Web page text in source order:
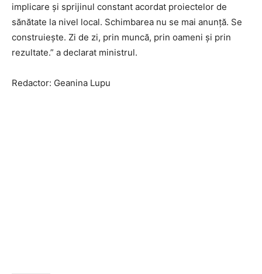
implicare și sprijinul constant acordat proiectelor de
sănătate la nivel local. Schimbarea nu se mai anunță. Se
construiește. Zi de zi, prin muncă, prin oameni și prin
rezultate.” a declarat ministrul.
Redactor: Geanina Lupu